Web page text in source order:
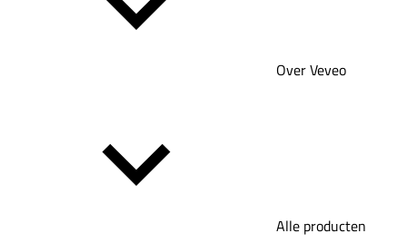
Over Veveo
Alle producten